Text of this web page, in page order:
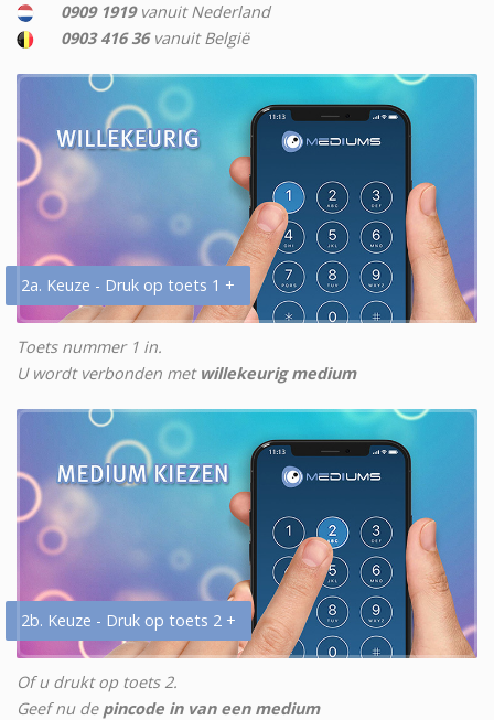
0909 1919vanuit Nederland
0903 416 36vanuit België
2a. Keuze - Druk op toets 1 +
Toets nummer 1 in.
U wordt verbonden met willekeurig medium
2b. Keuze - Druk op toets 2 +
Of u drukt op toets 2.
Geef nu de pincode in van een medium